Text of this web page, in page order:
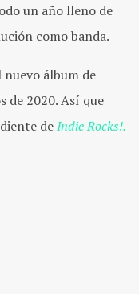
un año lleno de
como banda.
nuevo álbum de
de 2020. Así que
deIndie Rocks!.